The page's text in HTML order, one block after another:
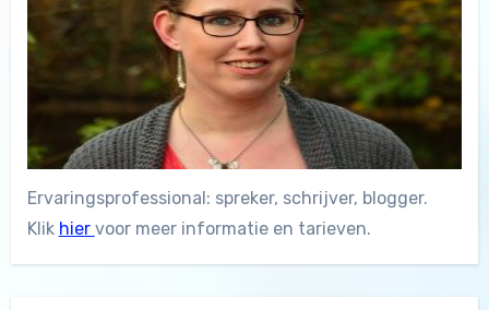
Ervaringsprofessional: spreker, schrijver, blogger.
Klik hier voor meer informatie en tarieven.